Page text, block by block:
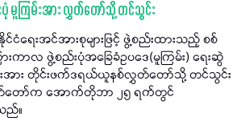
မူကြမ်းအား လွှတ်တော်သို့ တင်သွင်း
ရေးအင်အားစုများဖြင့် ဖွဲ့စည်းထားသည့် စစ်
ကာလ ဖွဲ့စည်းပုံအခြေခံဥပဒေ(မူကြမ်း) ရေးဆွဲ
းအား တိုင်းဖက်ဒရယ်ယူနစ်လွှတ်တော်သို့ တင်သွင်း
တ်တော်က အောက်တိုဘာ ၂၅ ရက်တွင်
ည်။